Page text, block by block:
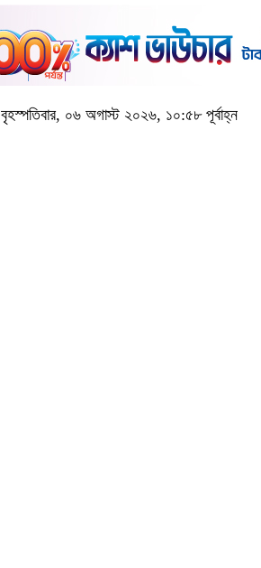
বৃহস্পতিবার, ০৬ অগাস্ট ২০২৬, ১০:৫৮ পূর্বাহ্ন